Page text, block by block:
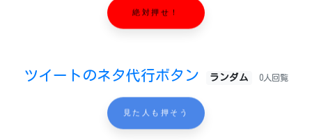
絶対押せ！
ツイートのネタ代行ボタン ランダム 0人回覧
見た人も押そう